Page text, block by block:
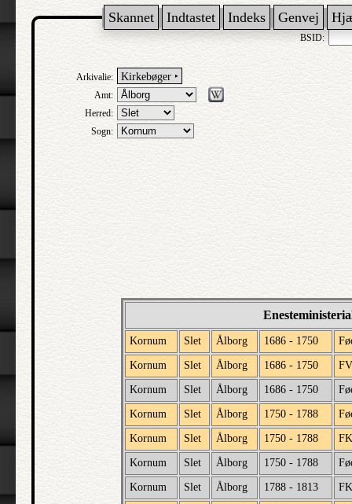
Skannet Indtastet Indeks Genvej
BSID:
Arkivalie: Kirkebøger ‣
Amt:
Herred:
Sogn:
Kornum Slet Ålborg 1686 - 1750
Kornum Slet Ålborg 1686 - 1750
Kornum Slet Ålborg 1686 - 1750
Kornum Slet Ålborg 1750 - 1788
Kornum Slet Ålborg 1750 - 1788
Kornum Slet Ålborg 1750 - 1788
Kornum Slet Ålborg 1788 - 1813